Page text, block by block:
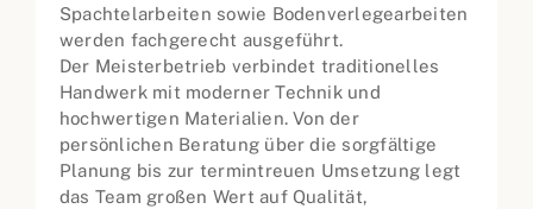
Spachtelarbeiten sowie Bodenverlegearbeiten
werden fachgerecht ausgeführt.
Der Meisterbetrieb verbindet traditionelles
Handwerk mit moderner Technik und
hochwertigen Materialien. Von der
persönlichen Beratung über die sorgfältige
Planung bis zur termintreuen Umsetzung legt
das Team großen Wert auf Qualität,